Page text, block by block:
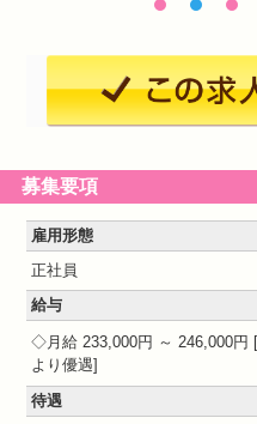
募集要項
雇用形態
正社員
給与
月給 233,000円 ～ 246,000円
より優遇
待遇